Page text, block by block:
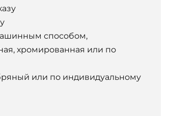
способом,
хромированная или по
или по индивидуальному